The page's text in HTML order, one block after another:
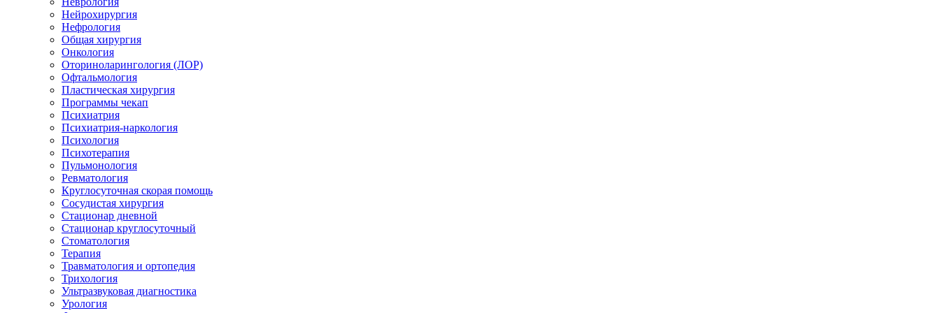
Нейрохирургия
Нефрология
Общая хирургия
Онкология
Оториноларингология (ЛОР)
Офтальмология
Пластическая хирургия
Программы чекап
Психиатрия
Психиатрия-наркология
Психология
Психотерапия
Пульмонология
Ревматология
Круглосуточная скорая помощь
Сосудистая хирургия
Стационар дневной
Стационар круглосуточный
Стоматология
Терапия
Травматология и ортопедия
Трихология
Ультразвуковая диагностика
Урология